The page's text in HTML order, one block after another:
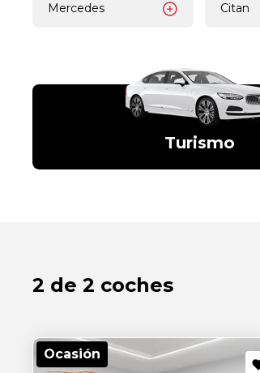
Mercedes Citan
Turismo
2 de 2 coches
Ocasión